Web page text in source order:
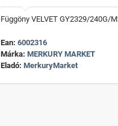
Függöny VELVET GY2329/240G/
Ean: 6002316
Márka: MERKURY MARKET
Eladó: MerkuryMarket